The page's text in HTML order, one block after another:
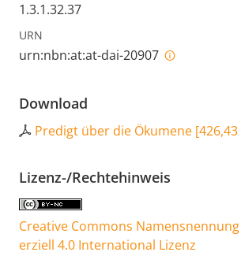
1.3.1.32.37
URN
urn:nbn:at:at-dai-20907
Download
Predigt über die Ökumene [426,43
Lizenz-/Rechtehinweis
Creative Commons
erziell 4.0 International Lizenz